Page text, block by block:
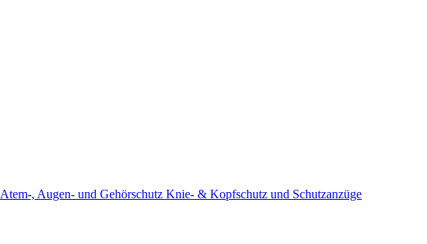
Atem-, Augen- und Gehörschutz Knie- & Kopfschutz und Schutzanzüge